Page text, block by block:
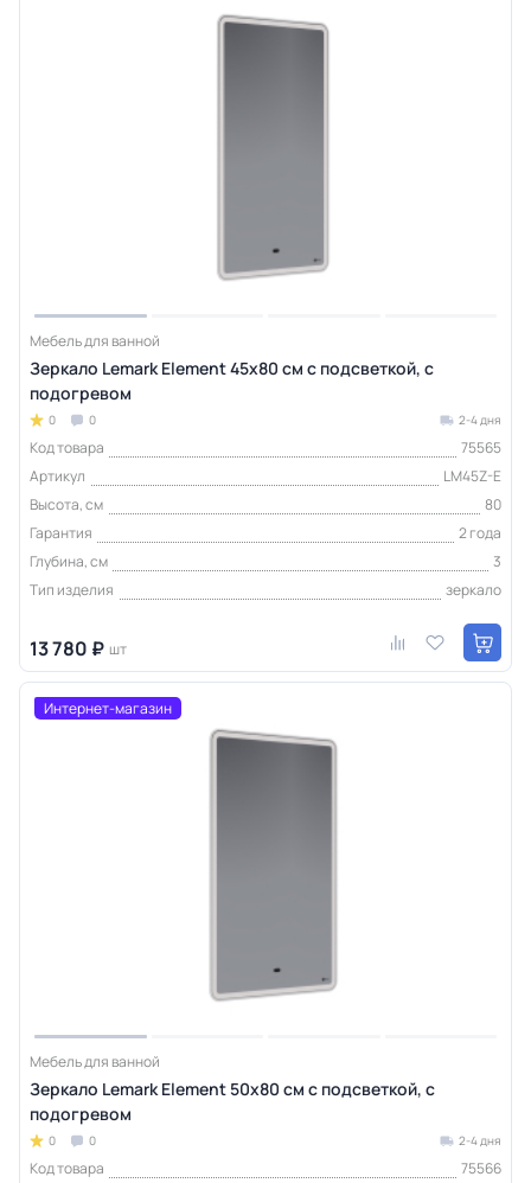
Мебель для ванной
Зеркало Lemark Element 45х80 см с подсветкой, с
подогревом
0 0 2-4 дня
Код товара
75565
Артикул
LM45Z-E
Высота, см
80
Гарантия
2 года
Глубина, см
3
Тип изделия
зеркало
13 780 ₽ шт
Интернет-магазин
Мебель для ванной
Зеркало Lemark Element 50х80 см с подсветкой, с
подогревом
0 0 2-4 дня
Код товара 75566